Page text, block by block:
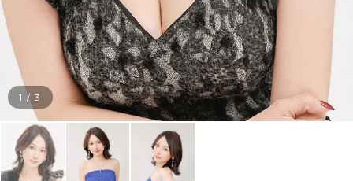
1 /3